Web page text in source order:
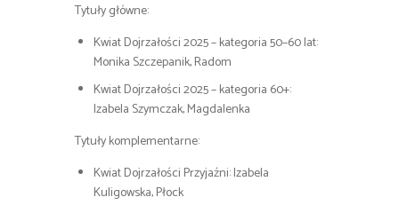
Tytuły główne:
Kwiat Dojrzałości 2025 – kategoria 50–60 lat:
Monika Szczepanik, Radom
Kwiat Dojrzałości 2025 – kategoria 60+:
Izabela Szymczak, Magdalenka
Tytuły komplementarne:
Kwiat Dojrzałości Przyjaźni: Izabela
Kuligowska, Płock